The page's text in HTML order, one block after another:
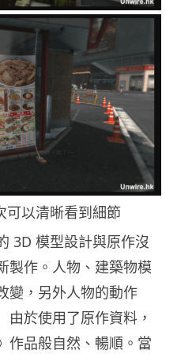
以清晰看到細節
3D 模型設計與原作沒
製作。人物、建築物模
變，另外人物的動作
由於使用了原作資料，
作品般自然、暢順。當